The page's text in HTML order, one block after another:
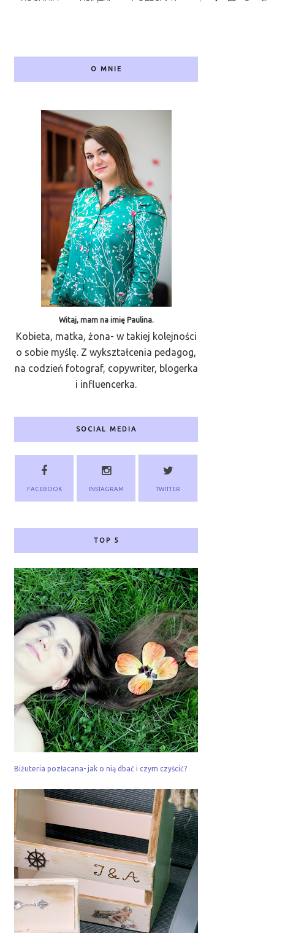
O MNIE
Witaj, mam na imię Paulina.
Kobieta, matka, żona- w takiej kolejności
o sobie myślę. Z wykształcenia pedagog,
na codzień fotograf, copywriter, blogerka
i influencerka.
SOCIAL MEDIA
FACEBOOK INSTAGRAM TWITTER
TOP 5
Biżuteria pozłacana- jak o nią dbać i czym czyścić?